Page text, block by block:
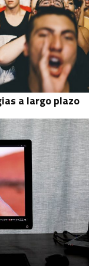
a largo plazo